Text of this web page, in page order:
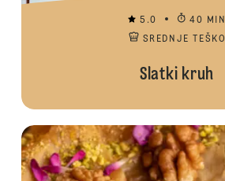
5.0
40 MIN
SREDNJE TEŠKO
Slatki kruh